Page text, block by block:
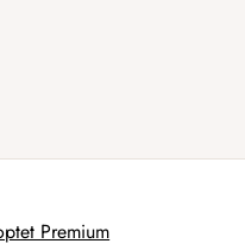
Premium